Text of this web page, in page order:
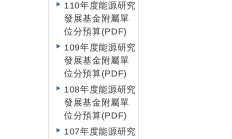
110年度能源研究
發展基金附屬單
位分預算(PDF)
109年度能源研究
發展基金附屬單
位分預算(PDF)
108年度能源研究
發展基金附屬單
位分預算(PDF)
107年度能源研究